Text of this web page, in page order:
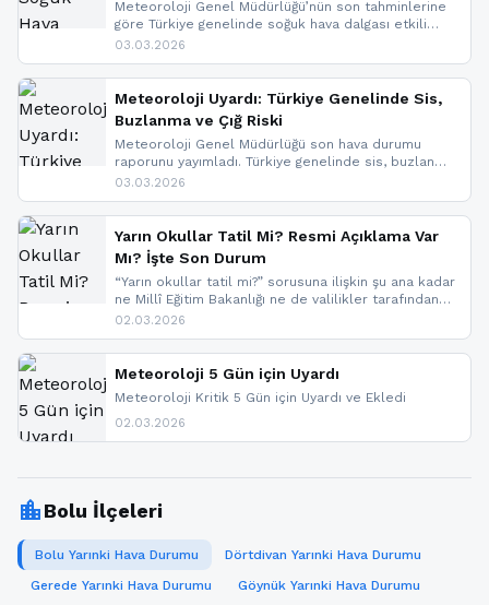
Meteoroloji Genel Müdürlüğü’nün son tahminlerine
göre Türkiye genelinde soğuk hava dalgası etkili
oluyor. Birçok il için kar yağışı ve buzlanma uyarısı
03.03.2026
Meteoroloji Uyardı: Türkiye Genelinde Sis,
Buzlanma ve Çığ Riski
Meteoroloji Genel Müdürlüğü son hava durumu
raporunu yayımladı. Türkiye genelinde sis, buzlanma
ve don beklenirken Doğu Anadolu ve Doğu
yapıldı. İşte son dakika meteoroloji gelişmeleri.
03.03.2026
Yarın Okullar Tatil Mi? Resmi Açıklama Var
Mı? İşte Son Durum
“Yarın okullar tatil mi?” sorusuna ilişkin şu ana kadar
ne Millî Eğitim Bakanlığı ne de valilikler tarafından
yapılmış resmi bir tatil açıklaması bulunmamaktadır.
paylaşacağız. En hızlı şekilde haberdar olmak için
sitemizi takip edebilir ve bildirimleri açabilirsiniz.
02.03.2026
Meteoroloji 5 Gün için Uyardı
Meteoroloji Kritik 5 Gün için Uyardı ve Ekledi
02.03.2026
location_cityBolu İlçeleri
Bolu Yarınki Hava Durumu
Dörtdivan Yarınki Hava Durumu
Gerede Yarınki Hava Durumu
Göynük Yarınki Hava Durumu